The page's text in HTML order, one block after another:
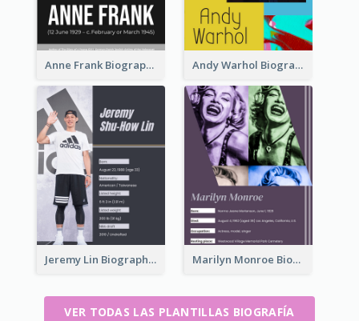
Anne Frank Biography Andy Warhol Biography
Jeremy Lin Biography Marilyn Monroe Biography
VER TODAS LAS PLANTILLAS BIOGRAFÍA